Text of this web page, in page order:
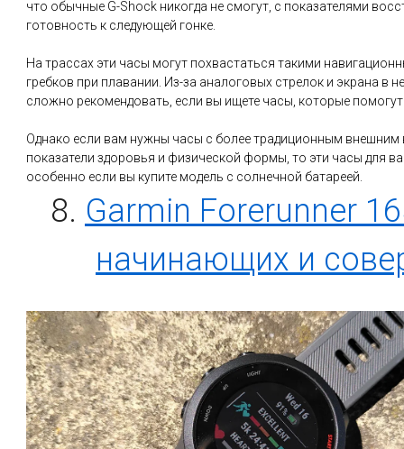
что обычные G-Shock никогда не смогут, с показателями
готовность к следующей гонке.
На трассах эти часы могут похвастаться такими
гребков при плавании. Из-за аналоговых стрелок и экрана в
сложно рекомендовать, если вы ищете часы, которые
Однако если вам нужны часы с более традиционным
показатели здоровья и физической формы, то эти часы для
особенно если вы купите модель с солнечной батареей.
8. Garmin Forerunner
начинающих и